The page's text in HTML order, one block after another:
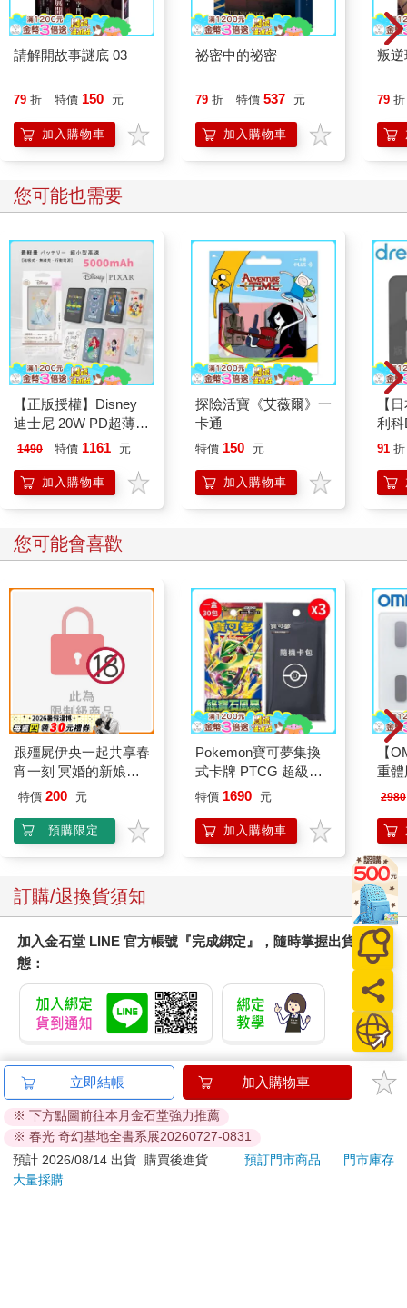
請解開故事謎底 03
79 折 特價 150 元
加入購物車
祕密中的祕密
79 折 特價 537 元
加入購物車
叛逆
79 折
您可能也需要
【正版授權】Disney
迪士尼 20W PD超薄磁
吸無線快充行動電源
1490 特價 1161 元
加入購物車
探險活寶《艾薇爾》一
卡通
特價 150 元
加入購物車
【
利
四
91 折
您可能會喜歡
跟殭屍伊央一起共享春
宵一刻 冥婚的新娘番
外篇
特價 200 元
預購限定
Pokemon寶可夢集換
式卡牌 PTCG 超級進
化 擴充包 綠寶石風暴
特價 1690 元
加入購物車
【
重
2980
訂購/退換貨須知
加入金石堂 LINE 官方帳號『完成綁定』，隨時掌握出貨動
態：
提醒您！！
金石堂及銀行均不會請您操作ATM! 如接獲電話要求您前往
ATM提款機，請不要聽從指示，以免受騙上當！
退換貨須知：
**提醒您，鑑賞期不等於試用期，退回商品須為全新狀態**
立即結帳 加入購物車
※ 下方點圖前往本月金石堂強力推薦
※ 春光 奇幻基地全書系展20260727-0831
預計 2026/08/14 出貨
購買後進貨 預訂門市商品
門市庫存
大量採購